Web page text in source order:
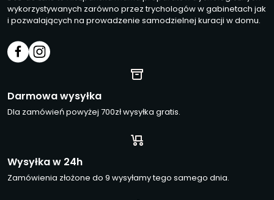
wykorzystywanych zarówno przez trychologów w gabinetach jak
i pozwalających na prowadzenie samodzielnej kuracji w domu.
Darmowa wysyłka
Dla zamówień powyżej 700zł wysyłka gratis.
Wysyłka w 24h
Zamówienia złożone do 9 wysyłamy tego samego dnia.